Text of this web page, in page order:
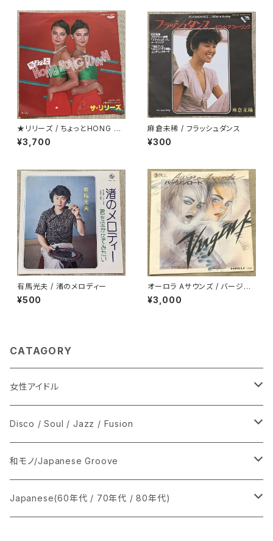
★リリーズ / ちょっとHONG K
ONG TOWN
¥3,700
麻倉未稀 / フラッシュダンス
¥300
有馬光夫 / 渚のメロディー
¥500
オーロラ Aサウンズ / バージン
ロード
¥3,000
CATAGORY
女性アイドル
シングル盤
あ行
か行
LP
CD
Disco / Soul / Jazz / Fusion
シングル盤
A
12インチ・シングル
和モノ/Japanese Groove
シングル盤
Japanese(60年代 / 70年代 / 80年代)